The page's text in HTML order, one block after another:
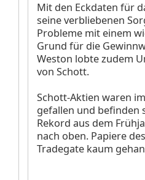
Mit den Eckdaten für
seine verbliebenen
Probleme mit einem
Grund für die
Weston lobte zudem
von Schott.
Schott-Aktien waren
gefallen und befinden
Rekord aus dem
nach oben. Papiere
Tradegate kaum